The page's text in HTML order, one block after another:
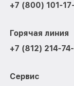
+7 (800) 101-
Горячая линия
+7 (812) 214-
Сервис